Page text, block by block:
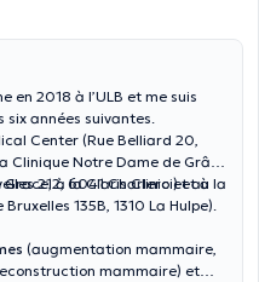
en 2018 à l’ULB et me suis
années suivantes.
Center (Rue Belliard 20,
Clinique Notre Dame de Grâce
212, 6041 Charleroi) et à la
135B, 1310 La Hulpe).
à la Claris Clinic et au
(augmentation mammaire,
mammaire) et